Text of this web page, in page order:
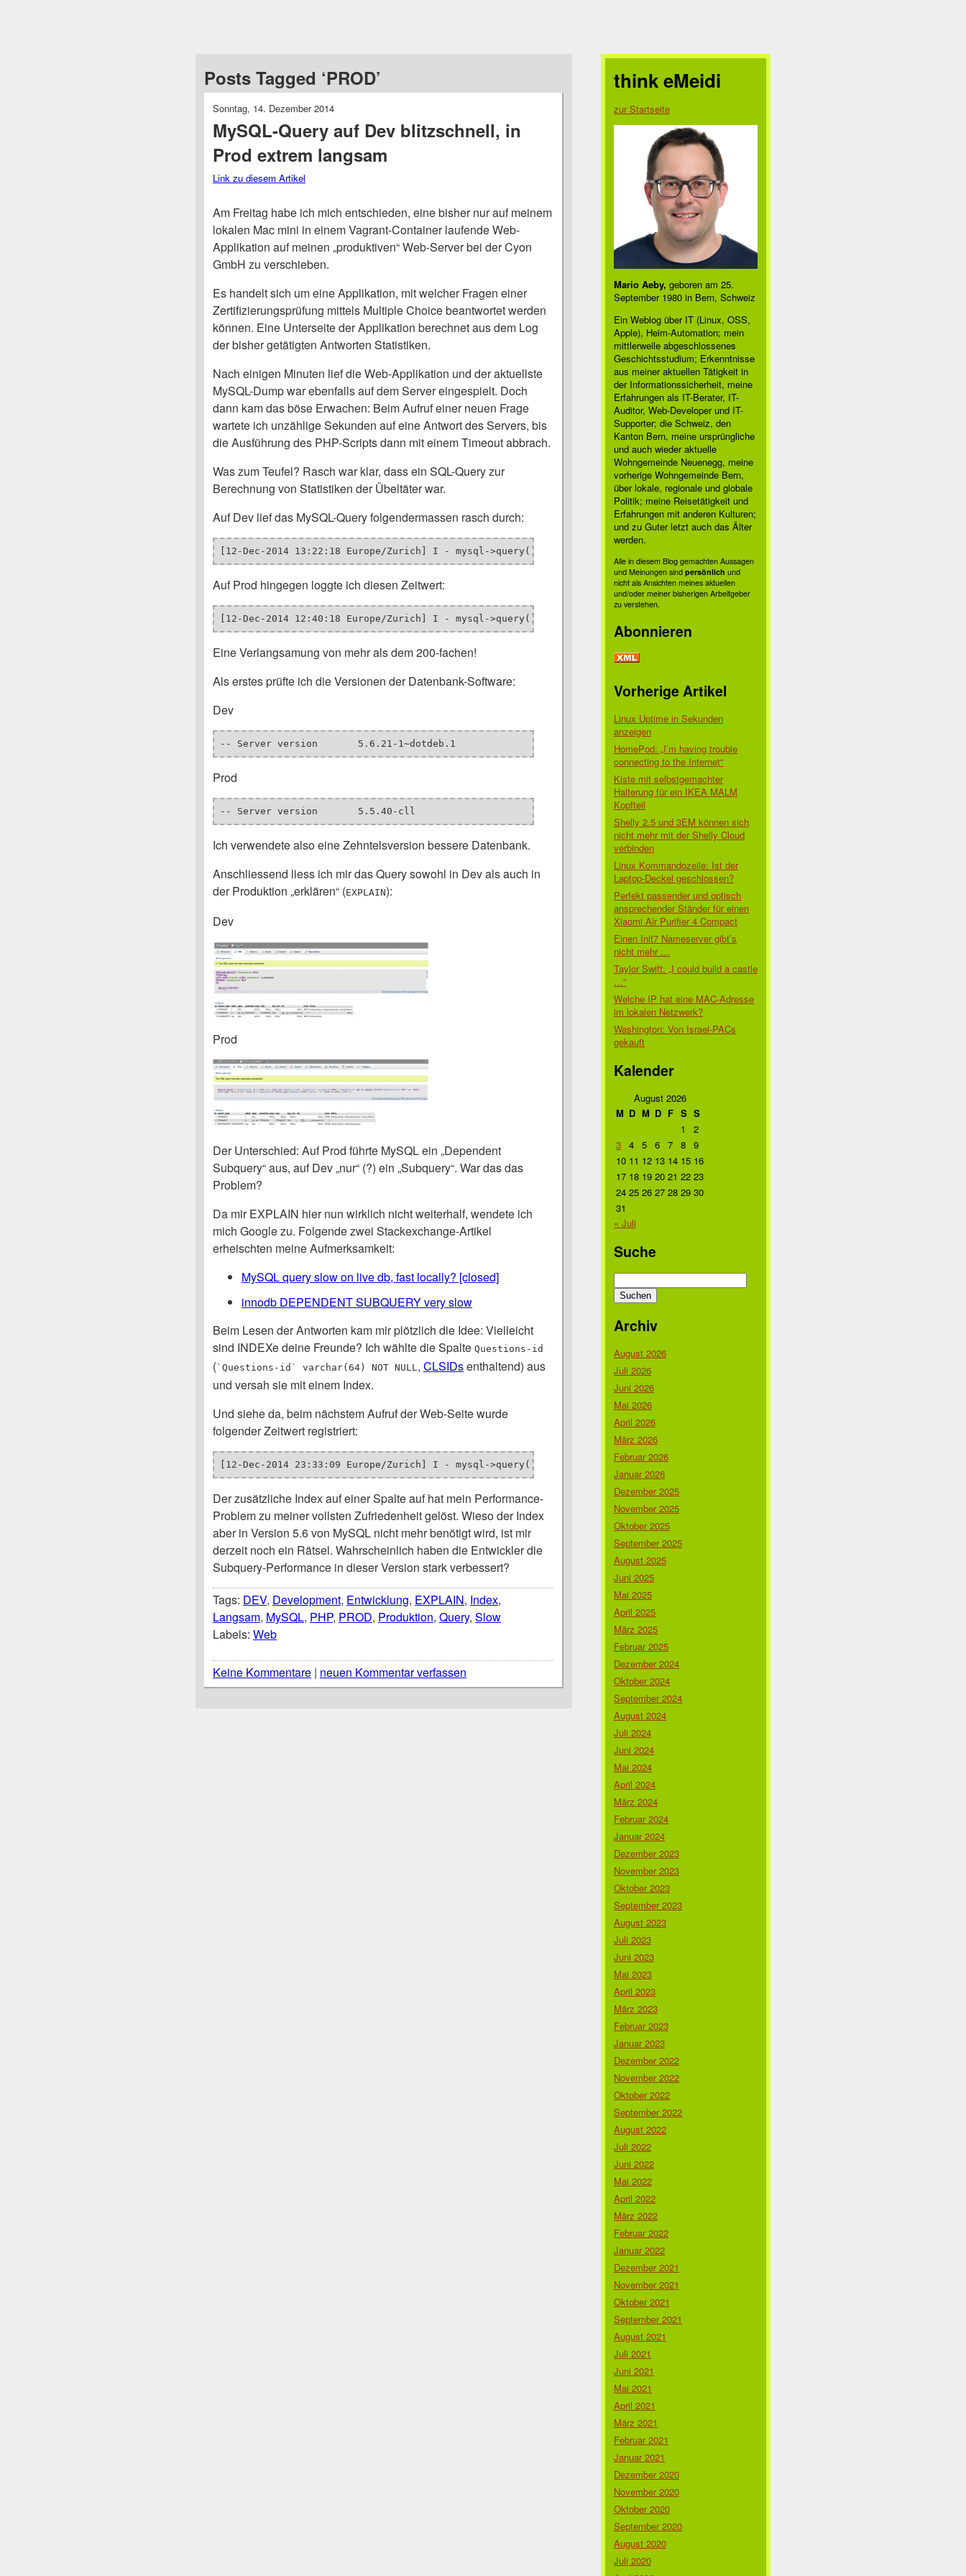
Posts Tagged ‘PROD’
Sonntag, 14. Dezember 2014
MySQL-Query auf Dev blitzschnell, in
Prod extrem langsam
Link zu diesem Artikel
Am Freitag habe ich mich entschieden, eine bisher nur auf meinem
lokalen Mac mini in einem Vagrant-Container laufende Web-
Applikation auf meinen „produktiven“ Web-Server bei der Cyon
GmbH zu verschieben.
Es handelt sich um eine Applikation, mit welcher Fragen einer
Zertifizierungsprüfung mittels Multiple Choice beantwortet werden
können. Eine Unterseite der Applikation berechnet aus dem Log
der bisher getätigten Antworten Statistiken.
Nach einigen Minuten lief die Web-Applikation und der aktuellste
MySQL-Dump war ebenfalls auf dem Server eingespielt. Doch
dann kam das böse Erwachen: Beim Aufruf einer neuen Frage
wartete ich unzählige Sekunden auf eine Antwort des Servers, bis
die Ausführung des PHP-Scripts dann mit einem Timeout abbrach.
Was zum Teufel? Rasch war klar, dass ein SQL-Query zur
Berechnung von Statistiken der Übeltäter war.
Auf Dev lief das MySQL-Query folgendermassen rasch durch:
[12-Dec-2014 13:22:18 Europe/Zurich] I - mysql->query() took
Auf Prod hingegen loggte ich diesen Zeitwert:
[12-Dec-2014 12:40:18 Europe/Zurich] I - mysql->query() took
Eine Verlangsamung von mehr als dem 200-fachen!
Als erstes prüfte ich die Versionen der Datenbank-Software:
Dev
-- Server version	5.6.21-1~dotdeb.1
Prod
-- Server version	5.5.40-cll
Ich verwendete also eine Zehntelsversion bessere Datenbank.
Anschliessend liess ich mir das Query sowohl in Dev als auch in
der Produktion „erklären“ (EXPLAIN):
Dev
Prod
Der Unterschied: Auf Prod führte MySQL ein „Dependent
Subquery“ aus, auf Dev „nur“ (?) ein „Subquery“. War das das
Problem?
Da mir EXPLAIN hier nun wirklich nicht weiterhalf, wendete ich
mich Google zu. Folgende zwei Stackexchange-Artikel
erheischten meine Aufmerksamkeit:
MySQL query slow on live db, fast locally? [closed]
innodb DEPENDENT SUBQUERY very slow
Beim Lesen der Antworten kam mir plötzlich die Idee: Vielleicht
sind INDEXe deine Freunde? Ich wählte die Spalte Questions-id
(`Questions-id` varchar(64) NOT NULL, CLSIDsenthaltend) aus
und versah sie mit einem Index.
Und siehe da, beim nächstem Aufruf der Web-Seite wurde
folgender Zeitwert registriert:
[12-Dec-2014 23:33:09 Europe/Zurich] I - mysql->query() took 0.0412 secs in %PATH%%APP%.class.php:343 for URI <%URI%>
Der zusätzliche Index auf einer Spalte auf hat mein Performance-
Problem zu meiner vollsten Zufriedenheit gelöst. Wieso der Index
aber in Version 5.6 von MySQL nicht mehr benötigt wird, ist mir
derzeit noch ein Rätsel. Wahrscheinlich haben die Entwickler die
Subquery-Performance in dieser Version stark verbessert?
Tags: DEV, Development, Entwicklung, EXPLAIN, Index,
Langsam, MySQL, PHP, PROD, Produktion, Query, Slow
Labels: Web
Keine Kommentare | neuen Kommentar verfassen
think eMeidi
zur Startseite
Mario Aeby, geboren am 25.
September 1980 in Bern, Schweiz
Ein Weblog über IT (Linux, OSS,
Apple), Heim-Automation; mein
mittlerweile abgeschlossenes
Geschichtsstudium; Erkenntnisse
aus meiner aktuellen Tätigkeit in
der Informationssicherheit, meine
Erfahrungen als IT-Berater, IT-
Auditor, Web-Developer und IT-
Supporter; die Schweiz, den
Kanton Bern, meine ursprüngliche
und auch wieder aktuelle
Wohngemeinde Neuenegg, meine
vorherige Wohngemeinde Bern,
über lokale, regionale und globale
Politik; meine Reisetätigkeit und
Erfahrungen mit anderen Kulturen;
und zu Guter letzt auch das Älter
werden.
Alle in diesem Blog gemachten Aussagen
und Meinungen sind persönlich und
nicht als Ansichten meines aktuellen
und/oder meiner bisherigen Arbeitgeber
zu verstehen.
Abonnieren
Vorherige Artikel
Linux Uptime in Sekunden
anzeigen
HomePod: „I’m having trouble
connecting to the Internet“
Kiste mit selbstgemachter
Halterung für ein IKEA MALM
Kopfteil
Shelly 2.5 und 3EM können sich
nicht mehr mit der Shelly Cloud
verbinden
Linux Kommandozeile: Ist der
Laptop-Deckel geschlossen?
Perfekt passender und optisch
ansprechender Ständer für einen
Xiaomi Air Purifier 4 Compact
Einen Init7 Nameserver gibt’s
nicht mehr …
Taylor Swift: „I could build a castle
…“
Welche IP hat eine MAC-Adresse
im lokalen Netzwerk?
Washington: Von Israel-PACs
gekauft
Kalender
August 2026
M D M D F S S
1
2
3 4 5 6 7 8 9
10 11 12 13 14 15 16
17 18 19 20 21 22 23
24 25 26 27 28 29 30
31
« Juli
Suche
nach:
Archiv
August 2026
Juli 2026
Juni 2026
Mai 2026
April 2026
März 2026
Februar 2026
Januar 2026
Dezember 2025
November 2025
Oktober 2025
September 2025
August 2025
Juni 2025
Mai 2025
April 2025
März 2025
Februar 2025
Dezember 2024
Oktober 2024
September 2024
August 2024
Juli 2024
Juni 2024
Mai 2024
April 2024
März 2024
Februar 2024
Januar 2024
Dezember 2023
November 2023
Oktober 2023
September 2023
August 2023
Juli 2023
Juni 2023
Mai 2023
April 2023
März 2023
Februar 2023
Januar 2023
Dezember 2022
November 2022
Oktober 2022
September 2022
August 2022
Juli 2022
Juni 2022
Mai 2022
April 2022
März 2022
Februar 2022
Januar 2022
Dezember 2021
November 2021
Oktober 2021
September 2021
August 2021
Juli 2021
Juni 2021
Mai 2021
April 2021
März 2021
Februar 2021
Januar 2021
Dezember 2020
November 2020
Oktober 2020
September 2020
August 2020
Juli 2020